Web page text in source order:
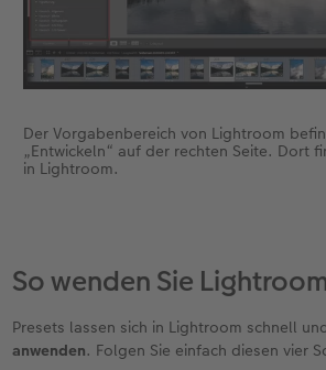
Der Vorgabenbereich von Lightroom
„Entwickeln“ auf der rechten Seite. Dort
in Lightroom.
So wenden Sie
Presets lassen sich in Lightroom schnell
anwenden. Folgen Sie einfach diesen vier